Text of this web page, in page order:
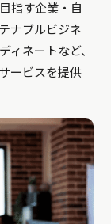
指す企業・自
ナブルビジネ
ィネートなど、
ービスを提供